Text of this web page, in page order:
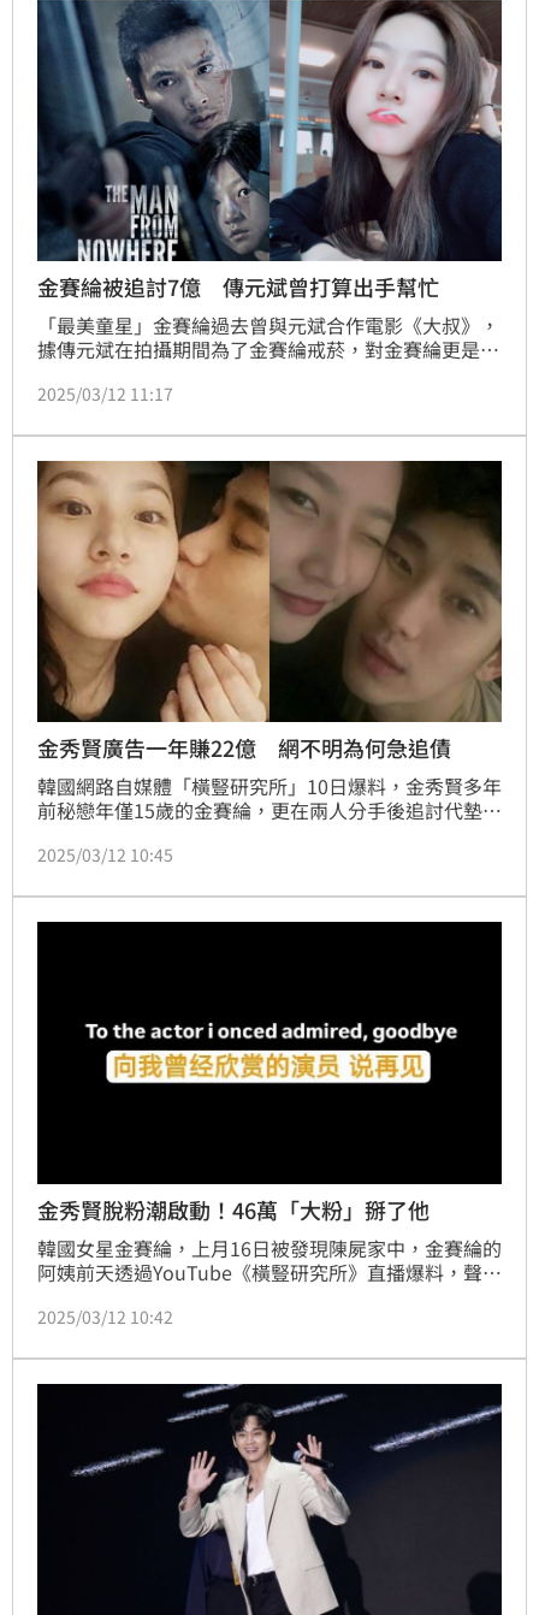
金賽綸被追討7億 傳元斌曾打算出手幫忙
「最美童星」金賽綸過去曾與元斌合作電影《大叔》，
據傳元斌在拍攝期間為了金賽綸戒菸，對金賽綸更是照
面現身靈堂送對方最後一程，讓許多網友暖哭，如今傳
的7億韓幣（1583萬台幣）賠償金時，元斌曾打算幫忙
支付鉅額款項。
2025/03/12 11:17
金秀賢廣告一年賺22億 網不明為何急追債
韓國網路自媒體「橫豎研究所」10日爆料，金秀賢多年
前秘戀年僅15歲的金賽綸，更在兩人分手後追討代墊的
草。昨(11日) 「橫豎研究所」在直播中也不解，金秀賢
億元），但他卻為了7億韓元（約新台幣1483萬元）疑
似將金賽綸逼上絕路，甚至無視女方的求救訊息。針對
2025/03/12 10:45
金秀賢脫粉潮啟動！46萬「大粉」掰了他
韓國女星金賽綸，上月16日被發現陳屍家中，金賽綸的
阿姨前天透過YouTube《橫豎研究所》直播爆料，聲稱
認並喊告，沒想到《橫豎研究所》昨晚給他致命一擊，
法提出反駁證據，完美暖男形象重創，網友也發現擁有
46萬追蹤者的金秀賢「大粉」宣布脫粉，「向我曾經欣
賞的演員說再見。」
2025/03/12 10:42